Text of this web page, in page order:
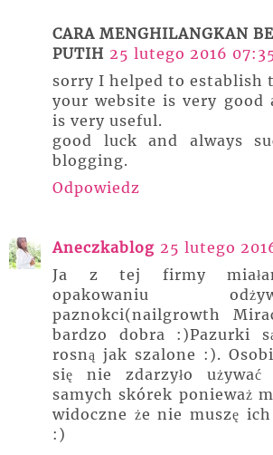
CARA MENGHILANGKAN
PUTIH 25 lutego 2016
sorry I helped to establish
your website is very good
is very useful.
good luck and always
blogging.
Odpowiedz
Aneczkablog 25 lutego
Ja z tej firmy
opakowaniu
paznokci(nailgrowth
bardzo dobra :)Pazurki
rosną jak szalone :).
się nie zdarzyło
samych skórek ponieważ
widoczne że nie muszę
:)